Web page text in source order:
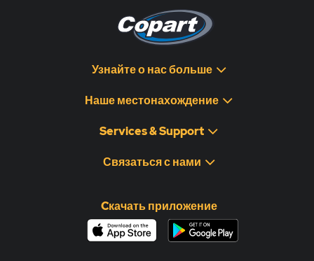
Узнайте о нас больше
Наше местонахождение
Services & Support
Связаться с нами
Cкачать приложение